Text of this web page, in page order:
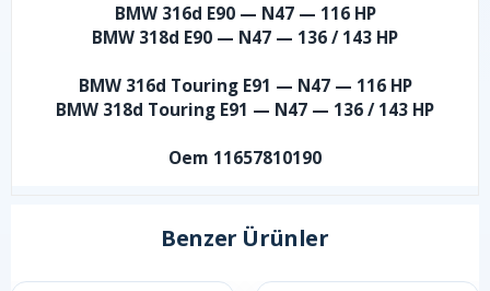
BMW 316d E90 — N47 — 116 HP
BMW 318d E90 — N47 — 136 / 143 HP
BMW 316d Touring E91 — N47 — 116 HP
BMW 318d Touring E91 — N47 — 136 / 143 HP
Oem 11657810190
Benzer Ürünler